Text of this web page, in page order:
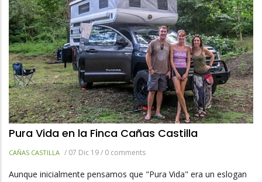
Pura Vida en la Finca Cañas Castilla
CAÑAS CASTILLA / 07 Dic 19/ 0 comments
Aunque inicialmente pensamos que "Pura Vida" era un eslogan